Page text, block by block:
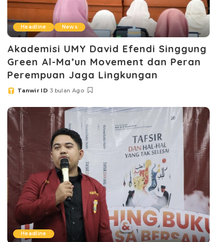
Headline News
Akademisi UMY David Efendi Singgung
Green Al-Ma’un Movement dan Peran
Perempuan Jaga Lingkungan
Posted
Tanwir ID 3 bulan Ago
Headline